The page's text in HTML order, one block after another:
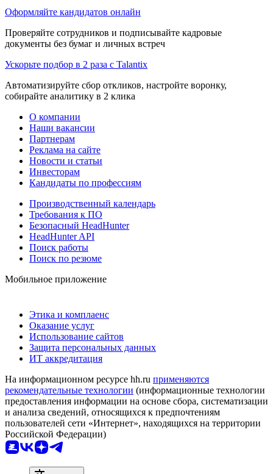
Оформляйте кандидатов онлайн
Проверяйте сотрудников и подписывайте кадровые
документы без бумаг и личных встреч
Ускорьте подбор в 2 раза с Talantix
Автоматизируйте сбор откликов, настройте воронку,
собирайте аналитику в 2 клика
О компании
Наши вакансии
Партнерам
Реклама на сайте
Новости и статьи
Инвесторам
Кандидаты по профессиям
Производственный календарь
Требования к ПО
Безопасный HeadHunter
HeadHunter API
Поиск работы
Поиск по резюме
Мобильное приложение
Этика и комплаенс
Оказание услуг
Использование сайтов
Защита персональных данных
ИТ аккредитация
На информационном ресурсе hh.ru применяются
рекомендательные технологии (информационные технологии
предоставления информации на основе сбора, систематизации
и анализа сведений, относящихся к предпочтениям
пользователей сети «Интернет», находящихся на территории
Российской Федерации)